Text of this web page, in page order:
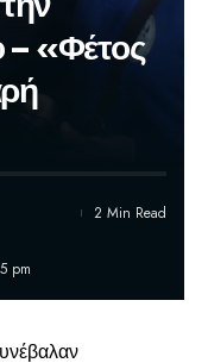
– «Φέτος
pm
2 Min Read